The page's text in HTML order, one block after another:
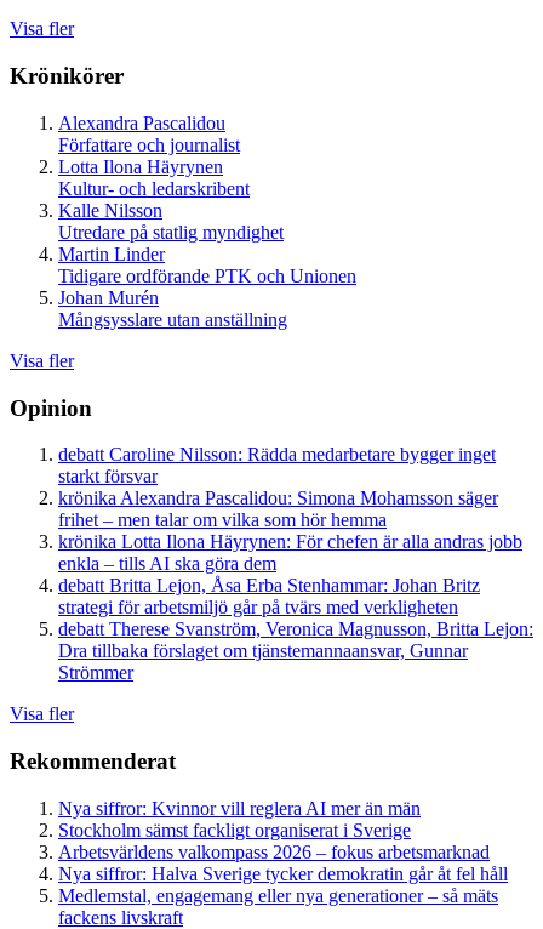
Visa fler
Krönikörer
Alexandra Pascalidou
Författare och journalist
Lotta Ilona Häyrynen
Kultur- och ledarskribent
Kalle Nilsson
Utredare på statlig myndighet
Martin Linder
Tidigare ordförande PTK och Unionen
Johan Murén
Mångsysslare utan anställning
Visa fler
Opinion
debatt Caroline Nilsson: Rädda medarbetare bygger inget
starkt försvar
krönika Alexandra Pascalidou: Simona Mohamsson säger
frihet – men talar om vilka som hör hemma
krönika Lotta Ilona Häyrynen: För chefen är alla andras jobb
enkla – tills AI ska göra dem
debatt Britta Lejon, Åsa Erba Stenhammar: Johan Britz
strategi för arbetsmiljö går på tvärs med verkligheten
debatt Therese Svanström, Veronica Magnusson, Britta Lejon:
Dra tillbaka förslaget om tjänstemannaansvar, Gunnar
Strömmer
Visa fler
Rekommenderat
Nya siffror: Kvinnor vill reglera AI mer än män
Stockholm sämst fackligt organiserat i Sverige
Arbetsvärldens valkompass 2026 – fokus arbetsmarknad
Nya siffror: Halva Sverige tycker demokratin går åt fel håll
Medlemstal, engagemang eller nya generationer – så mäts
fackens livskraft